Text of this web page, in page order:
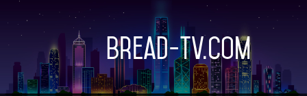
Bread-TV.com